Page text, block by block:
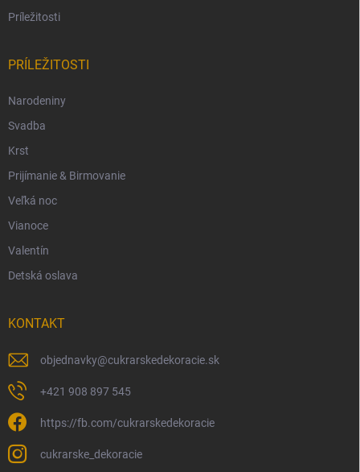
Príležitosti
PRÍLEŽITOSTI
Narodeniny
Svadba
Krst
Prijímanie & Birmovanie
Veľká noc
Vianoce
Valentín
Detská oslava
KONTAKT
objednavky@cukrarskedekoracie.sk
+421 908 897 545
https://fb.com/cukrarskedekoracie
cukrarske_dekoracie